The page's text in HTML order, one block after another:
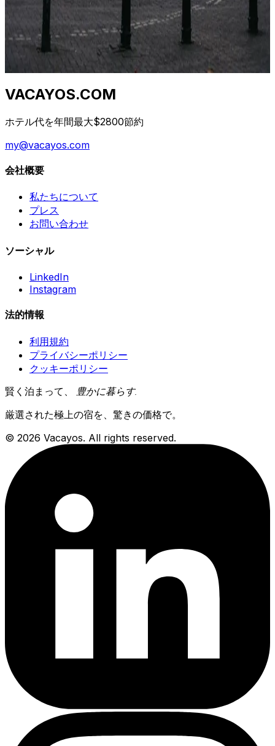
I consigli "prenota presto" e "prenota tardi" sono
entrambi sbagliati. La vera risposta dipende da classe di
hotel, destinazione e giorno della settimana. Ecco la
curva.
2026年4月23日
VACAYOS.COM
ホテル代を年間最大$2800節約
my@vacayos.com
会社概要
私たちについて
プレス
お問い合わせ
ソーシャル
LinkedIn
Instagram
法的情報
利用規約
プライバシーポリシー
クッキーポリシー
賢く泊まって、 豊かに暮らす.
厳選された極上の宿を、驚きの価格で。
© 2026 Vacayos. All rights reserved.